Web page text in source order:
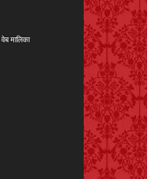
वेब मालिका